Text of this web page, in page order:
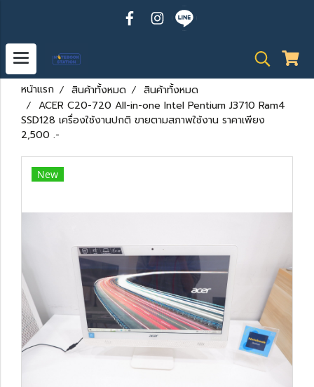
หน้าแรก สินค้าทั้งหมด
สินค้าทั้งหมด
ACER C20-720 All-in-one Intel Pentium J3710 Ram4
SSD128 เครื่องใช้งานปกติ ขายตามสภาพใช้งาน ราคาเพียง
2,500 .-
New